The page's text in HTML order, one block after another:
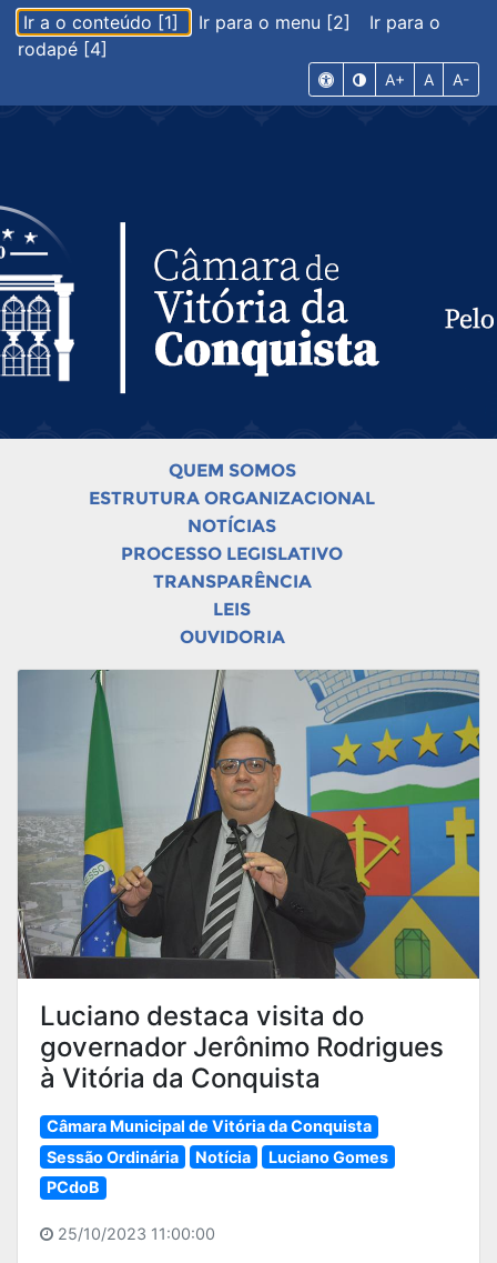
Ir a o conteúdo [1] Ir para o menu [2]
Ir para o
rodapé [4]
A+ A A-
QUEM SOMOS
ESTRUTURA ORGANIZACIONAL
NOTÍCIAS
PROCESSO LEGISLATIVO
TRANSPARÊNCIA
LEIS
OUVIDORIA
Luciano destaca visita do
governador Jerônimo Rodrigues
à Vitória da Conquista
Câmara Municipal de Vitória da Conquista
Sessão Ordinária
Notícia
Luciano Gomes
PCdoB
25/10/2023 11:00:00